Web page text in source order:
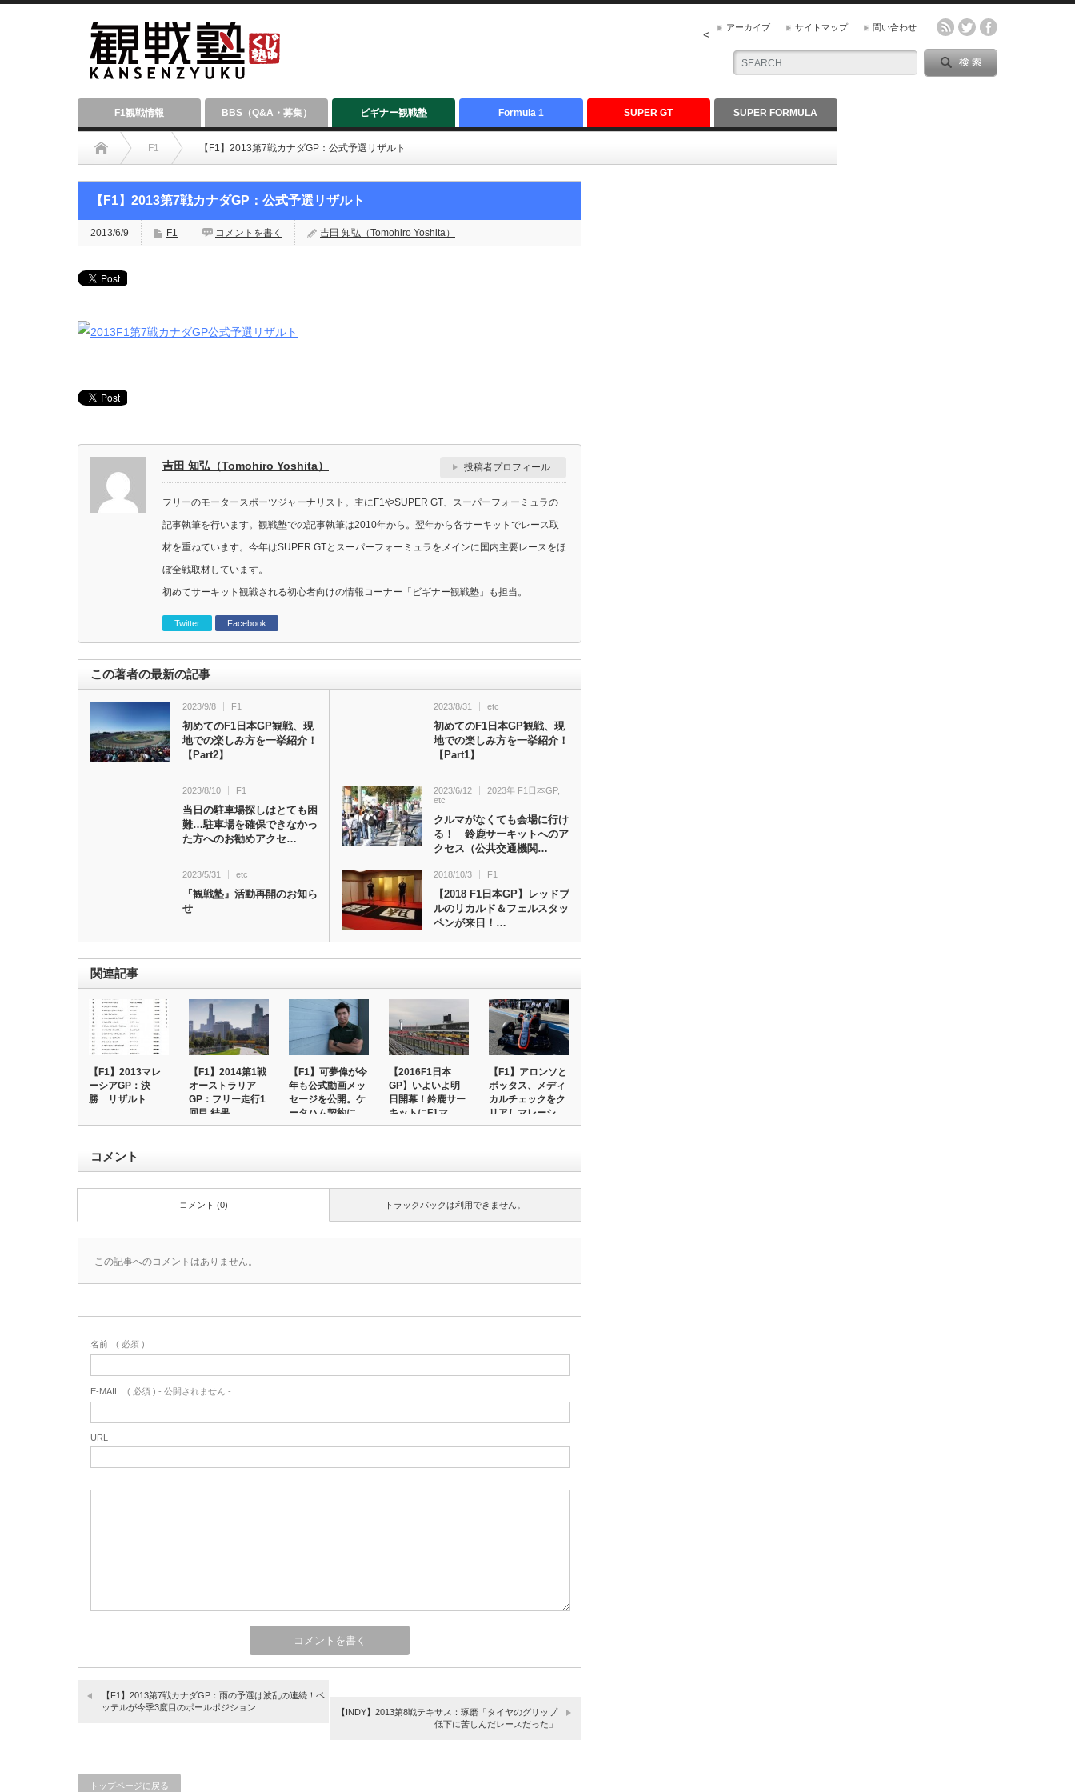
アーカイブ サイトマップ 問い合わせ
<
F1観戦情報 BBS（Q&A・募集） ビギナー観戦塾 Formula 1 SUPER GT SUPER FORMULA
F1 【F1】2013第7戦カナダGP：公式予選リザルト
【F1】2013第7戦カナダGP：公式予選リザルト
2013/6/9 F1 コメントを書く 吉田 知弘（Tomohiro Yoshita）
吉田 知弘（Tomohiro Yoshita） 投稿者プロフィール
フリーのモータースポーツジャーナリスト。主にF1やSUPER GT、スーパーフォーミュラの
記事執筆を行います。観戦塾での記事執筆は2010年から。翌年から各サーキットでレース取
材を重ねています。今年はSUPER GTとスーパーフォーミュラをメインに国内主要レースをほ
ぼ全戦取材しています。
初めてサーキット観戦される初心者向けの情報コーナー「ビギナー観戦塾」も担当。
Twitter Facebook
この著者の最新の記事
2023/9/8 F1
初めてのF1日本GP観戦、現
地での楽しみ方を一挙紹介！
【Part2】
2023/8/31 etc
初めてのF1日本GP観戦、現
地での楽しみ方を一挙紹介！
【Part1】
2023/8/10 F1
当日の駐車場探しはとても困
難…駐車場を確保できなかっ
た方へのお勧めアクセ…
2023/6/12 2023年 F1日本GP,
etc
クルマがなくても会場に行け
る！ 鈴鹿サーキットへのア
クセス（公共交通機関…
2023/5/31 etc
『観戦塾』活動再開のお知ら
せ
2018/10/3 F1
【2018 F1日本GP】レッドブ
ルのリカルド＆フェルスタッ
ペンが来日！…
関連記事
【F1】2013マレ
ーシアGP：決
勝 リザルト
【F1】2014第1戦
オーストラリア
GP：フリー走行1
回目 結果…
【F1】可夢偉が今
年も公式動画メッ
セージを公開。ケ
ータハム契約に…
【2016F1日本
GP】いよいよ明
日開幕！鈴鹿サー
キットにF1マ…
【F1】アロンソと
ボッタス、メディ
カルチェックをク
リアしマレーシ…
コメント
トラックバックは利用できません。
コメント (0)
この記事へのコメントはありません。
名前 ( 必須 )
E-MAIL ( 必須 ) - 公開されません -
URL
【F1】2013第7戦カナダGP：雨の予選は波乱の連続！ベ
ッテルが今季3度目のポールポジション
【INDY】2013第8戦テキサス：琢磨「タイヤのグリップ
低下に苦しんだレースだった」
トップページに戻る